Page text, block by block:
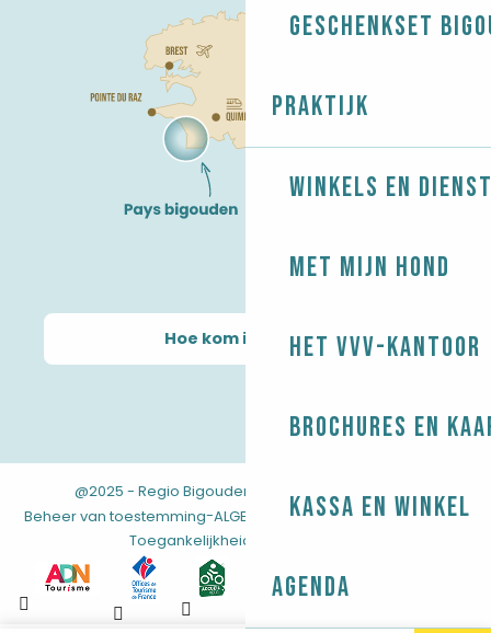
Geschenkset
Praktijk
Winkels en
Met mijn hond
Het VVV-kantoor
Brochures en
Kassa en winkel
Agenda
Hoe kom ik daar?
@2025 - Regio Bigouden Juridische informatie
Beheer van toestemming-ALGEMENE VOORWAARDEN -Kaart-
Toegankelijkheid: niet conform